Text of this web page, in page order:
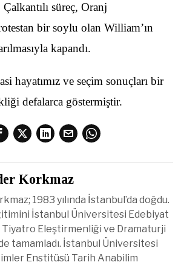
süreç, Oranj
bir soylu olan William’ın
kapandı.
hayatımız ve seçim sonuçları bir
defalarca göstermiştir.
Korkmaz
1983 yılında İstanbul’da doğdu.
İstanbul Üniversitesi Edebiyat
Tiyatro Eleştirmenliği ve Dramaturji
tamamladı. İstanbul Üniversitesi
Enstitüsü Tarih Anabilim